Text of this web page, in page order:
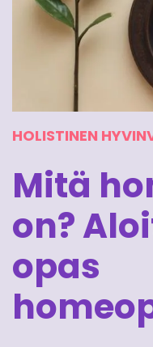
HOLISTINEN
Mitä
on?
opas